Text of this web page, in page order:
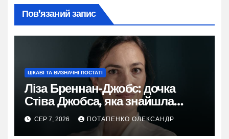
Пов’язаний запис
ЦІКАВІ ТА ВИЗНАЧНІ ПОСТАТІ
Ліза Бреннан-Джобс: дочка
Стіва Джобса, яка знайшла
власний голос
СЕР 7, 2026 ПОТАПЕНКО ОЛЕКСАНДР